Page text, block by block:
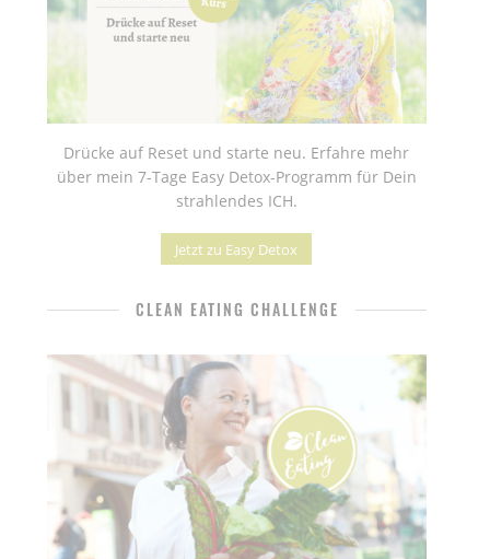
Drücke auf Reset und starte neu. Erfahre mehr
über mein 7-Tage Easy Detox-Programm für Dein
strahlendes ICH.
Jetzt zu Easy Detox
CLEAN EATING CHALLENGE